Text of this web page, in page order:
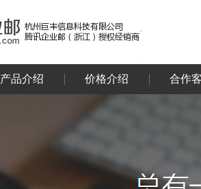
产品介绍 价格介绍 合作